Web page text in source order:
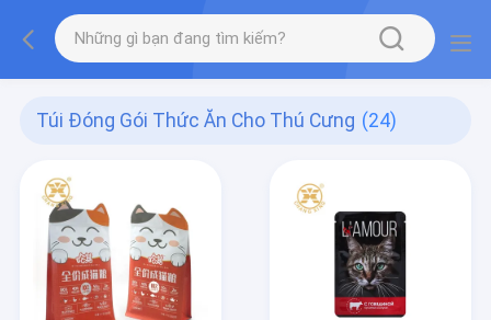
Túi Đóng Gói Thức Ăn Cho Thú Cưng (24)